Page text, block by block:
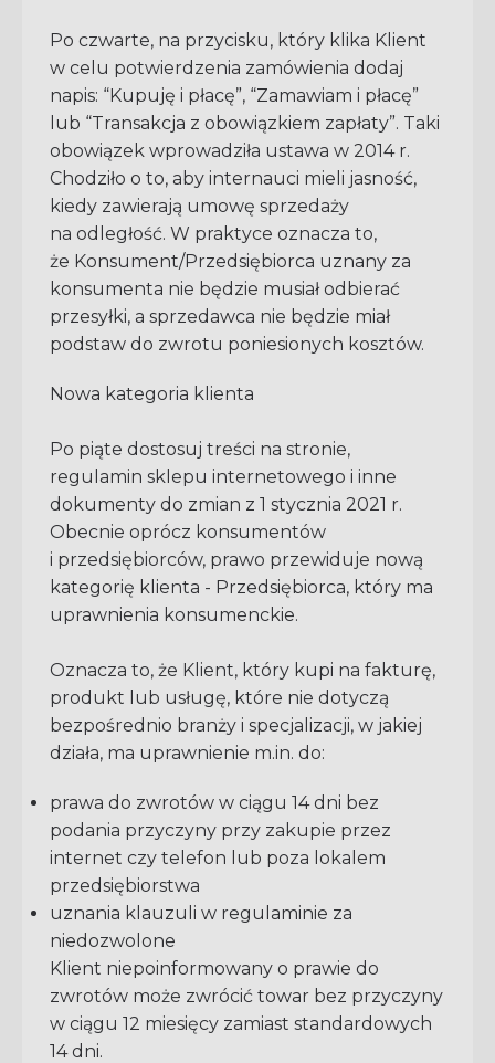
Po czwarte, na przycisku, który klika Klient
w celu potwierdzenia zamówienia dodaj
napis: “Kupuję i płacę”, “Zamawiam i płacę”
lub “Transakcja z obowiązkiem zapłaty”. Taki
obowiązek wprowadziła ustawa w 2014 r.
Chodziło o to, aby internauci mieli jasność,
kiedy zawierają umowę sprzedaży
na odległość. W praktyce oznacza to,
że Konsument/Przedsiębiorca uznany za
konsumenta nie będzie musiał odbierać
przesyłki, a sprzedawca nie będzie miał
podstaw do zwrotu poniesionych kosztów.
Nowa kategoria klienta
Po piąte dostosuj treści na stronie,
regulamin sklepu internetowego i inne
dokumenty do zmian z 1 stycznia 2021 r.
Obecnie oprócz konsumentów
i przedsiębiorców, prawo przewiduje nową
kategorię klienta - Przedsiębiorca, który ma
uprawnienia konsumenckie.
Oznacza to, że Klient, który kupi na fakturę,
produkt lub usługę, które nie dotyczą
bezpośrednio branży i specjalizacji, w jakiej
działa, ma uprawnienie m.in. do:
prawa do zwrotów w ciągu 14 dni bez
podania przyczyny przy zakupie przez
internet czy telefon lub poza lokalem
przedsiębiorstwa
uznania klauzuli w regulaminie za
niedozwolone
Klient niepoinformowany o prawie do
zwrotów może zwrócić towar bez przyczyny
w ciągu 12 miesięcy zamiast standardowych
14 dni.